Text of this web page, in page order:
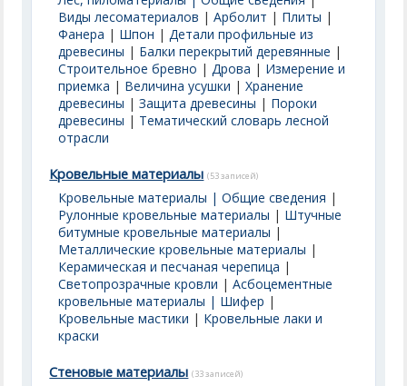
Виды лесоматериалов |Арболит | Плиты |
Фанера | Шпон |Детали профильные из
древесины | Балки перекрытий деревянные |
Строительное бревно |Дрова | Измерение и
приемка | Величина усушки |Хранение
древесины |Защита древесины | Пороки
древесины | Тематический словарь лесной
отрасли
Кровельные материалы (53 записей)
Кровельные материалы | Общие сведения |
Рулонные кровельные материалы | Штучные
битумные кровельные материалы |
Металлические кровельные материалы |
Керамическая и песчаная черепица |
Светопрозрачные кровли |Асбоцементные
кровельные материалы | Шифер |
Кровельные мастики | Кровельные лаки и
краски
Стеновые материалы (33 записей)